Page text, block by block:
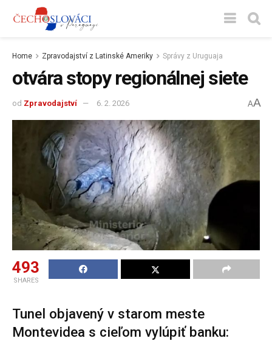
Home Zpravodajství z Latinské Ameriky Správy z Uruguaja
otvára stopy regionálnej siete
od Zpravodajství 6. 2. 2026 AA
493
SHARES
Tunel objavený v starom meste
Montevidea s cieľom vylúpiť banku: